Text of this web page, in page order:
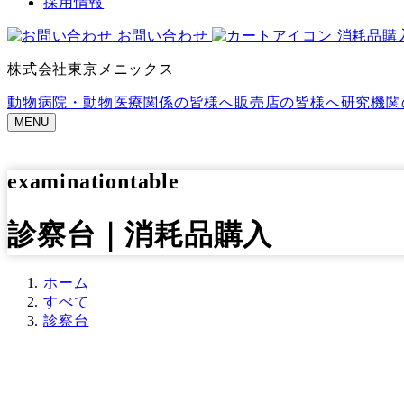
お問い合わせ 消耗品購
株式会社東京メニックス
動物病院・動物医療関係の皆様へ販売店の皆様へ研究機
MENU
examinationtable
診察台｜消耗品購入
ホーム
すべて
診察台